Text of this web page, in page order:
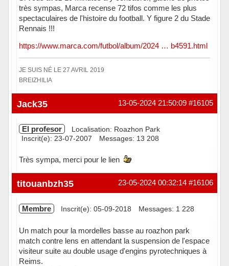
très sympas, Marca recense 72 tifos comme les plus
spectaculaires de l'histoire du football. Y figure 2 du Stade
Rennais !!!
https://www.marca.com/futbol/album/2024 … b4591.html
JE SUIS NÉ LE 27 AVRIL 2019
BREIZHILIA
Hors ligne #16105
13-05-2024 21:50:09
Jack35
El profesor
Localisation: Roazhon Park
Inscrit(e): 23-07-2007
Messages: 13 208
Très sympa, merci pour le lien
Hors ligne #16106
23-05-2024 00:32:14
titouanbzh35
Membre Inscrit(e): 05-09-2018 Messages: 1 228
Un match pour la mordelles basse au roazhon park
match contre lens en attendant la suspension de l'espace
visiteur suite au double usage d'engins pyrotechniques à
Reims.